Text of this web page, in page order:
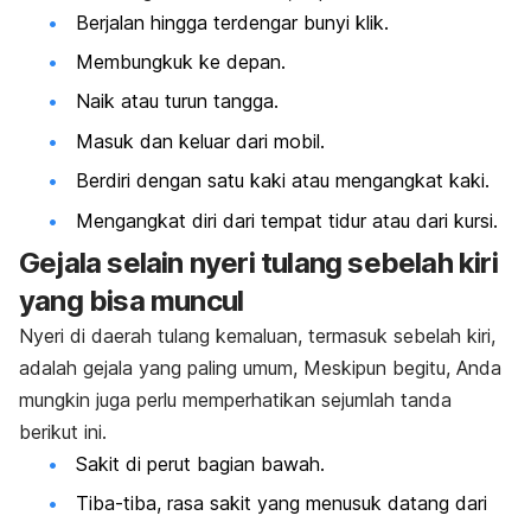
Berjalan hingga terdengar bunyi klik.
Membungkuk ke depan.
Naik atau turun tangga.
Masuk dan keluar dari mobil.
Berdiri dengan satu kaki atau mengangkat kaki.
Mengangkat diri dari tempat tidur atau dari kursi.
Gejala selain nyeri tulang sebelah kiri
yang bisa muncul
Nyeri di daerah tulang kemaluan, termasuk sebelah kiri,
adalah gejala yang paling umum, Meskipun begitu, Anda
mungkin juga perlu memperhatikan sejumlah tanda
berikut ini.
Sakit di perut bagian bawah.
Tiba-tiba, rasa sakit yang menusuk datang dari